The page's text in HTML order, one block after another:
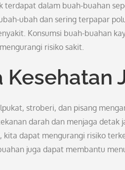
terdapat dalam buah-buahan
ubah dan sering terpapar
Konsumsi buah-buahan
risiko sakit.
Kesehatan
stroberi, dan pisang
darah dan menjaga
kita dapat mengurangi risiko
juga dapat membantu